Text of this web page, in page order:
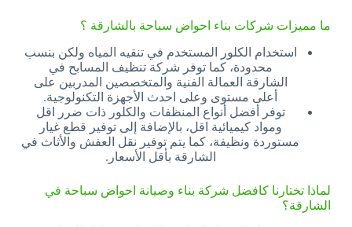
ما مميزات شركات بناء احواض سباحة بالشارقة ؟
استخدام الكلور المستخدم في تنقيه المياه ولكن بنسب
محدودة، كما توفر شركة تنظيف المسابح في
الشارقة العمالة الفنية والمتخصصين المدربين على
أعلى مستوى وعلى احدث الأجهزة التكنولوجية.
توفر أفضل أنواع المنظفات والكلور ذات ضرر اقل
ومواد كيميائية اقل، بالإضافة إلى توفير قطع غيار
مستوردة ونظيفة، كما يتم توفير نقل العفش والأثاث في
الشارقة بأقل الأسعار.
لماذا تختارنا كافضل شركة بناء وصيانة احواض سباحة في
الشارقة؟